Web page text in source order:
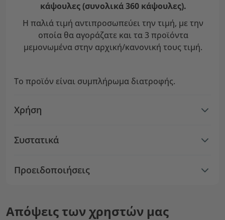
κάψουλες (συνολικά 360 κάψουλες).
Η παλιά τιμή αντιπροσωπεύει την τιμή, με την
οποία θα αγοράζατε και τα 3 προϊόντα
μεμονωμένα στην αρχική/κανονική τους τιμή.
Το προϊόν είναι συμπλήρωμα διατροφής.
Χρήση
Συστατικά
Προειδοποιήσεις
Απόψεις των χρηστών μας